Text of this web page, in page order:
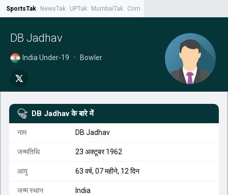
SportsTak NewsTak UPTak MumbaiTak CrimeTak
DB Jadhav
India Under-19 • Bowler
DB Jadhav के बारे में
नाम DB Jadhav
जन्मतिथि 23 अक्टूबर 1962
आयु 63 वर्ष, 07 महीने, 12 दिन
जन्म स्थान India